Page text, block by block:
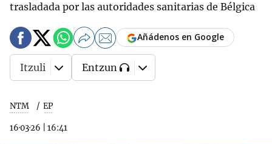
trasladada por las autoridades sanitarias de Bélgica
NTM EP
16·03·26 16:41
Añádenos en Google
Itzuli Entzun